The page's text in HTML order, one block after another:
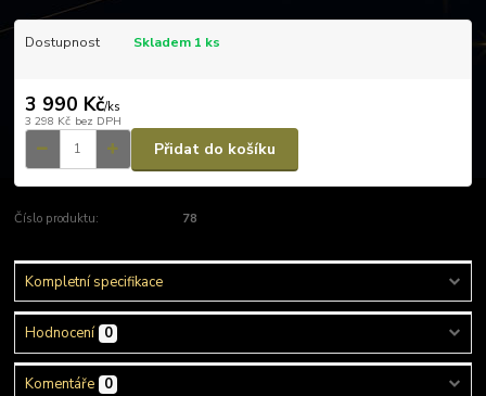
Dostupnost Skladem 1 ks
3 990 Kč/ks
3 298 Kč bez DPH
Přidat do košíku
Číslo produktu: 78
Kompletní specifikace
Hodnocení 0
Komentáře 0